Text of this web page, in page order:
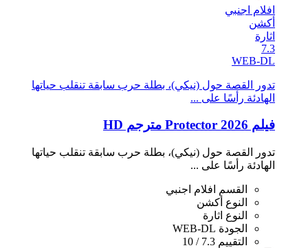
افلام اجنبي
أكشن
اثارة
7.3
WEB-DL
تدور القصة حول (نيكي)، بطلة حرب سابقة تنقلب حياتها
الهادئة رأسًا على ...
فيلم Protector 2026 مترجم HD
تدور القصة حول (نيكي)، بطلة حرب سابقة تنقلب حياتها
الهادئة رأسًا على ...
القسم
افلام اجنبي
النوع أكشن
النوع اثارة
الجودة WEB-DL
التقييم 7.3 / 10